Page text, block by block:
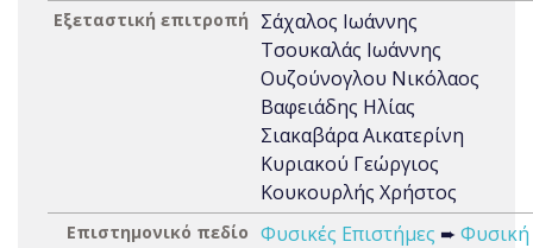
Εξεταστική επιτροπή
Σάχαλος Ιωάννης
Τσουκαλάς Ιωάννης
Ουζούνογλου Νικόλαος
Βαφειάδης Ηλίας
Σιακαβάρα Αικατερίνη
Κυριακού Γεώργιος
Κουκουρλής Χρήστος
Επιστημονικό πεδίο Φυσικές Επιστήμες ➨ Φυσική